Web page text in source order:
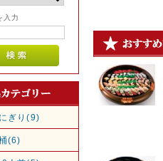
入力
ぎり(9)
(6)